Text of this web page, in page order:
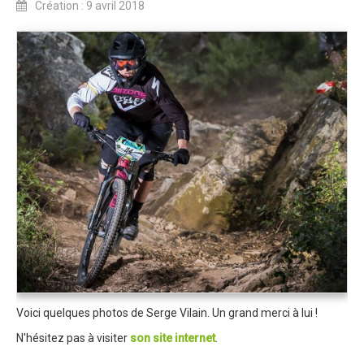
Tombola
Programme de la journée
Partenaires
Règlement
Retour sur l'Enduro 2017
Edition 2017
Blog 2017
Bilan de l'Enduro 2017
Résultats
Tombola
Programme de la journée
Création : 9 avril 2018
Voici quelques photos de Serge Vilain. Un grand merci à lui !
N'hésitez pas à visiter son site internet.